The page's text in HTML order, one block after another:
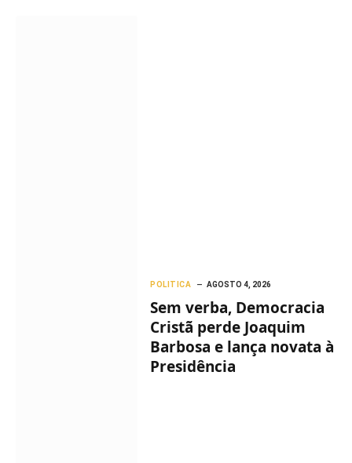
POLITICA AGOSTO 4, 2026
Sem verba, Democracia
Cristã perde Joaquim
Barbosa e lança novata à
Presidência